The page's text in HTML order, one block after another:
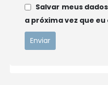
Salvar meus
a próxima vez que